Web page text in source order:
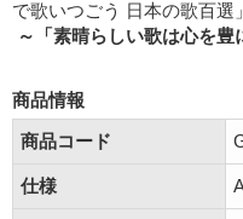
で歌いつごう 日本の歌百選
～「素晴らしい歌は心を
商品情報
商品コード
仕様